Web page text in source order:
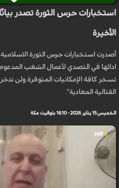
استخبارات حرس الثورة تصدر
الأخيرة
أصدرت استخبارات حرس الثورة
ادائها في التصدي لأعمال الشغب المدعوم
تسخر كافة الإمكانيات المتوفرة ولن
القتالية المعادية".
الخميس 15 يناير 2026 - 16:10 بتوقيت مكة